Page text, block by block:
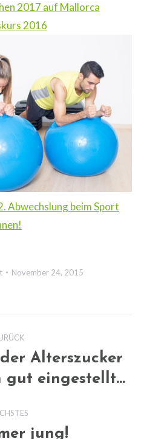
2017 auf Mallorca
2016
Abwechslung beim Sport
November 24, 2015
Beitrag:
Alterszucker
gut eingestellt…
Nächsterjung!